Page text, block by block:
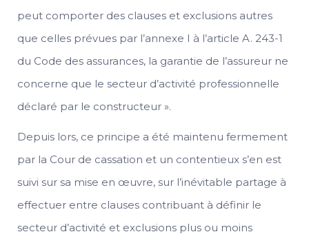
peut comporter des clauses et exclusions autres
que celles prévues par l’annexe I à l’article A. 243-1
du Code des assurances, la garantie de l’assureur ne
concerne que le secteur d’activité professionnelle
déclaré par le constructeur ».
Depuis lors, ce principe a été maintenu fermement
par la Cour de cassation et un contentieux s’en est
suivi sur sa mise en œuvre, sur l’inévitable partage à
effectuer entre clauses contribuant à définir le
secteur d’activité et exclusions plus ou moins